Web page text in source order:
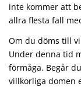
inte kommer att
allra flesta fall
Om du döms till
Under denna tid
förmåga. Begår
villkorliga domen